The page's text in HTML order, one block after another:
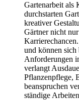
Gartenarbeit als
durchstarten
kreativer
Gärtner nicht
und können
Anforderungen
verlangt
Pflanzenpflege,
beanspruchen
ständige